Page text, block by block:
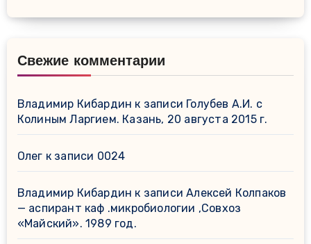
Свежие комментарии
Владимир Кибардин к записи Голубев А.И. с
Колиным Ларгием. Казань, 20 августа 2015 г.
Олег к записи 0024
Владимир Кибардин к записиАлексей Колпаков
— аспирант каф .микробиологии ,Совхоз
«Майский». 1989 год.